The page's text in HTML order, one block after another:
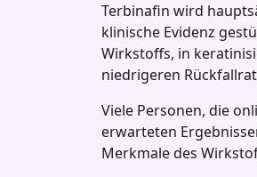
Terbinafin wird
klinische Evidenz
Wirkstoffs, in
niedrigeren
Viele Personen, die
erwarteten
Merkmale des